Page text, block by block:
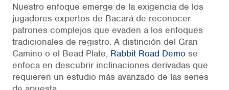
Nuestro enfoque emerge de la exigencia de los
jugadores expertos de Bacará de reconocer
patrones complejos que evaden a los enfoques
tradicionales de registro. A distinción del Gran
Camino o el Bead Plate, Rabbit Road Demose
enfoca en descubrir inclinaciones derivadas que
requieren un estudio más avanzado de las series